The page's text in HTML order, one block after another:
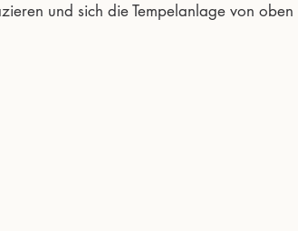
und sich die Tempelanlage von oben